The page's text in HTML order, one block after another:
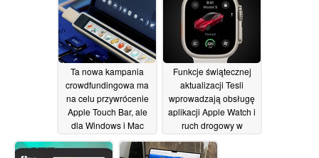
Ta nowa kampania
crowdfundingowa ma
na celu przywrócenie
Apple Touch Bar, ale
dla Windows i Mac
04/12/2024
Funkcje świątecznej
aktualizacji Tesli
wprowadzają obsługę
aplikacji Apple Watch i
ruch drogowy w
ramach bezpłatnej
łączności02/12/2024